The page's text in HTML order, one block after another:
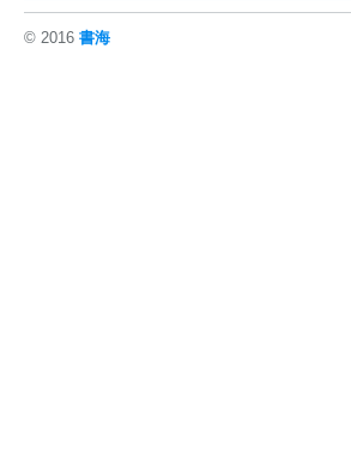
© 2016 書海